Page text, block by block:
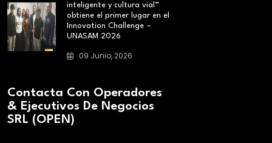
inteligente y cultura vial”
obtiene el primer lugar en el
Innovation Challenge –
UNASAM 2026
09 Junio, 2026
Contacta Con Operadores
& Ejecutivos De Negocios
SRL (OPEN)